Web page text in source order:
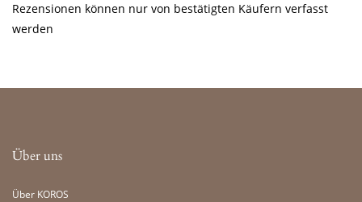
Rezensionen können nur von bestätigten Käufern verfasst
werden
Über uns
Über KOROS